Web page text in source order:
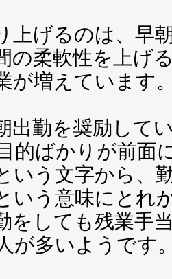
げるのは、早
の柔軟性を上げ
が増えています
出勤を奨励して
的ばかりが前面
いう文字から、
いう意味にとれ
をしても残業手
が多いようです